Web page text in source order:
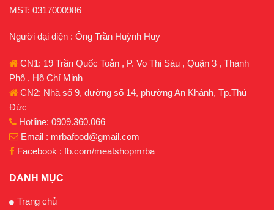
MST: 0317000986
Người đại diện : Ông Trần Huỳnh Huy
CN1: 19 Trần Quốc Toản , P. Vo Thi Sáu , Quận 3 , Thành
Phố , Hồ Chí Minh
CN2: Nhà số 9, đường số 14, phường An Khánh, Tp.Thủ
Đức
Hotline: 0909.360.066
Email : mrbafood@gmail.com
Facebook : fb.com/meatshopmrba
DANH MỤC
Trang chủ